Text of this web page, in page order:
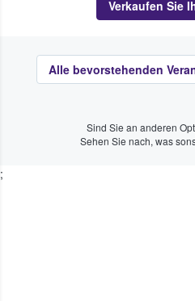
Verkaufen Sie
Alle bevorstehenden
Sind Sie an anderen
Sehen Sie nach, was
;